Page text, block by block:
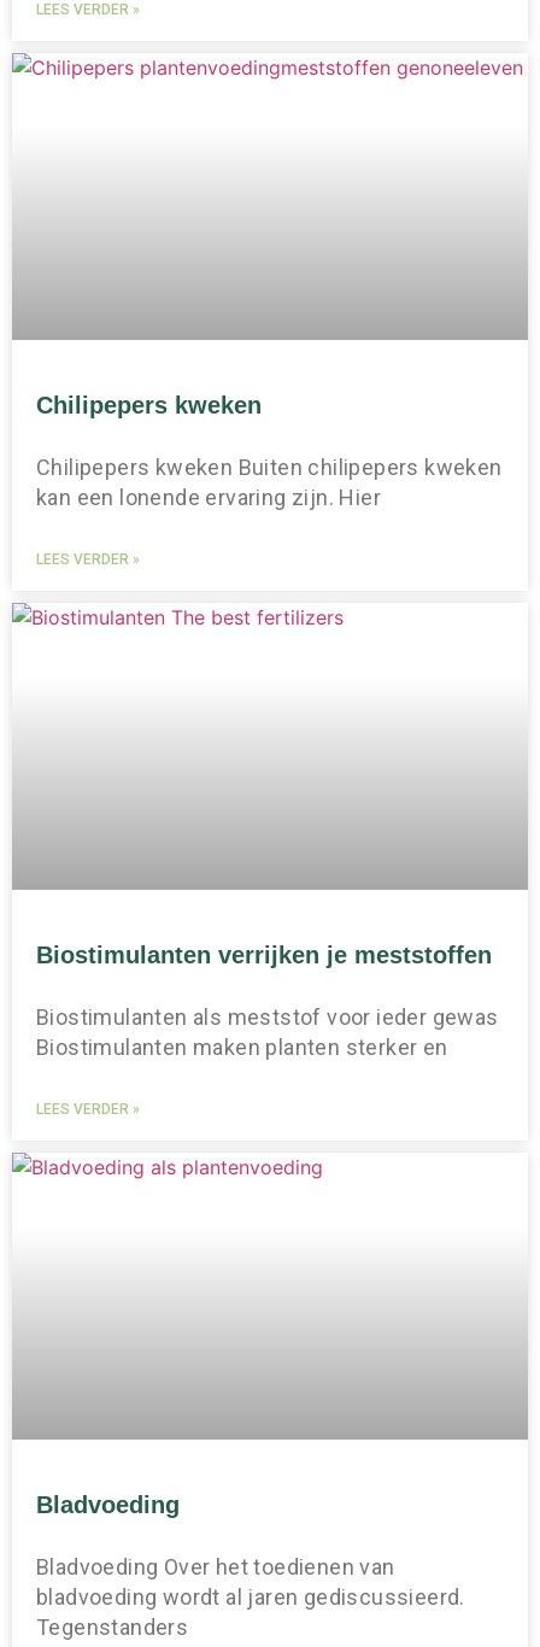
LEES VERDER »
Chilipepers kweken
Chilipepers kweken Buiten chilipepers kweken
kan een lonende ervaring zijn. Hier
LEES VERDER »
Biostimulanten verrijken je meststoffen
Biostimulanten als meststof voor ieder gewas
Biostimulanten maken planten sterker en
LEES VERDER »
Bladvoeding
Bladvoeding Over het toedienen van
bladvoeding wordt al jaren gediscussieerd.
Tegenstanders